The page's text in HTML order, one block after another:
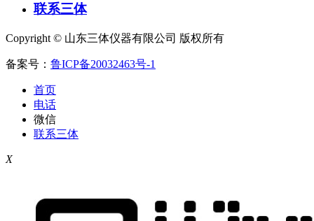
联系三体
Copyright © 山东三体仪器有限公司 版权所有
备案号： 鲁ICP备20032463号-1
首页
电话
微信
联系三体
X